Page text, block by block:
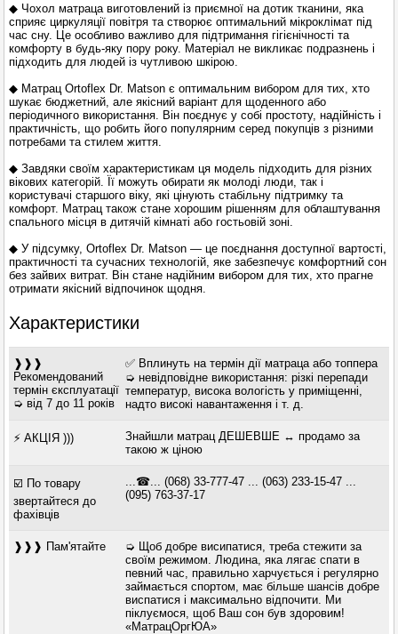
◆ Чохол матраца виготовлений із приємної на дотик тканини, яка
сприяє циркуляції повітря та створює оптимальний мікроклімат під
час сну. Це особливо важливо для підтримання гігієнічності та
комфорту в будь-яку пору року. Матеріал не викликає подразнень і
підходить для людей із чутливою шкірою.
◆ Матрац Ortoflex Dr. Matson є оптимальним вибором для тих, хто
шукає бюджетний, але якісний варіант для щоденного або
періодичного використання. Він поєднує у собі простоту, надійність і
практичність, що робить його популярним серед покупців з різними
потребами та стилем життя.
◆ Завдяки своїм характеристикам ця модель підходить для різних
вікових категорій. Її можуть обирати як молоді люди, так і
користувачі старшого віку, які цінують стабільну підтримку та
комфорт. Матрац також стане хорошим рішенням для облаштування
спального місця в дитячій кімнаті або гостьовій зоні.
◆ У підсумку, Ortoflex Dr. Matson — це поєднання доступної вартості,
практичності та сучасних технологій, яке забезпечує комфортний сон
без зайвих витрат. Він стане надійним вибором для тих, хто прагне
отримати якісний відпочинок щодня.
Характеристики
❱❱❱
Рекомендований
термін єксплуатації
➭ від 7 до 11 років
✅ Вплинуть на термін дії матраца або топпера
➭ невідповідне використання: різкі перепади
температур, висока вологість у приміщенні,
надто високі навантаження і т. д.
⚡ АКЦІЯ )))
Знайшли матрац ДЕШЕВШЕ ↔ продамо за
такою ж ціною
☑️ По товару
звертайтеся до
фахівців
...☎... (068) 33-777-47 ... (063) 233-15-47 ...
(095) 763-37-17
❱❱❱ Пам'ятайте
➭ Щоб добре висипатися, треба стежити за
своїм режимом. Людина, яка лягає спати в
певний час, правильно харчується і регулярно
займається спортом, має більше шансів добре
виспатися і максимально відпочити. Ми
піклуємося, щоб Ваш сон був здоровим!
«МатрацОргЮА»